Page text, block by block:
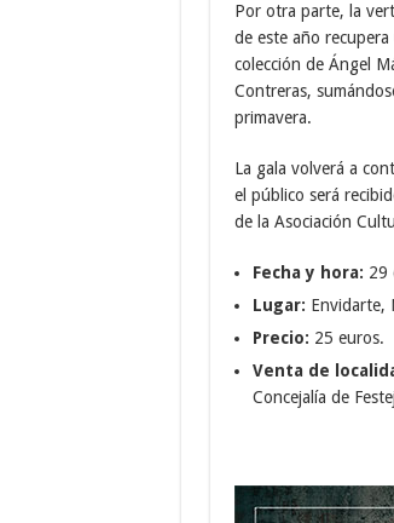
Por otra parte, la
de este año
colección de Ángel
Contreras,
primavera.
La gala volverá a
el público será
de la Asociación
Fecha y hora: 29
Lugar: Envidarte,
Precio: 25 euros.
Venta de
Concejalía de